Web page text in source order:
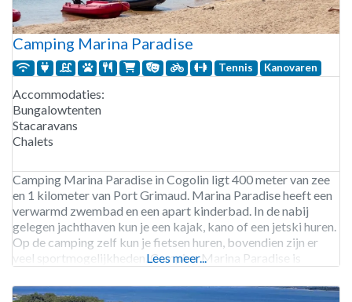
Camping Marina Paradise
Tennis Kanovaren
Accommodaties:
Bungalowtenten
Stacaravans
Chalets
Camping Marina Paradise in Cogolin ligt 400 meter van zee
en 1 kilometer van Port Grimaud. Marina Paradise heeft een
verwarmd zwembad en een apart kinderbad. In de nabij
gelegen jachthaven kun je een kajak, kano of een jetski huren.
Op de camping zelf kun je fietsen huren, bovendien zijn er
veel sportmogelijkheden. Camping Marina Paradise is
Lees meer...